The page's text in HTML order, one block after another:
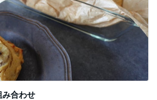
み合わせ